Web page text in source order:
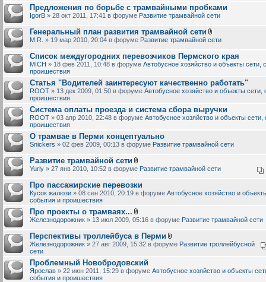
Предложения по борьбе с трамвайными пробками
IgorB » 28 окт 2011, 17:41 в форуме Развитие трамвайной сети
Генеральный план развития трамвайной сети
M.R. » 19 мар 2010, 20:04 в форуме Развитие трамвайной сети
Список междугородних перевозчиков Пермского края
MICH » 18 фев 2011, 10:48 в форуме Автобусное хозяйство и объекты сети,
проишествия
Статья "Водителей заинтересуют качественно работать"
ROOT » 13 дек 2009, 01:50 в форуме Автобусное хозяйство и объекты сети,
проишествия
Система оплаты проезда и система сбора выручки
ROOT » 03 апр 2010, 22:48 в форуме Автобусное хозяйство и объекты сети,
проишествия
О трамвае в Перми концептуально
Snickers » 02 фев 2009, 00:13 в форуме Развитие трамвайной сети
Развитие трамвайной сети
Yuriy » 27 янв 2010, 10:52 в форуме Развитие трамвайной сети
Про пассажирские перевозки
Кусок жалюзи » 08 сен 2010, 20:19 в форуме Автобусное хозяйство и
события и проишествия
Про проекты о трамваях...
Железнодорожник » 13 июл 2009, 05:16 в форуме Развитие трамвайной сети
Перспективы троллейбуса в Перми
Железнодорожник » 27 авг 2009, 15:32 в форуме Развитие троллейбусной
сети
Проблемный Новобродовский
Ярослав » 22 июн 2011, 15:29 в форуме Автобусное хозяйство и объекты
события и проишествия